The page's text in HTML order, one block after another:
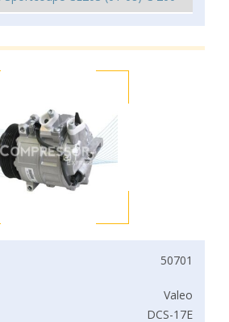
50701
Valeo
DCS-17E